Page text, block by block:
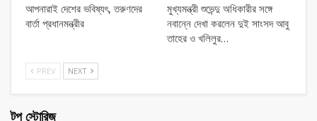
আপনারাই দেশের ভবিষ্যৎ, তরুণদের
বার্তা প্রধানমন্ত্রীর
মুখ্যমন্ত্রী শুভেন্দু অধিকারীর সঙ্গে
নবান্নে দেখা করলেন দুই সাংসদ আবু
তাহের ও খলিলুর…
PREV NEXT
টপ স্টোরিজ